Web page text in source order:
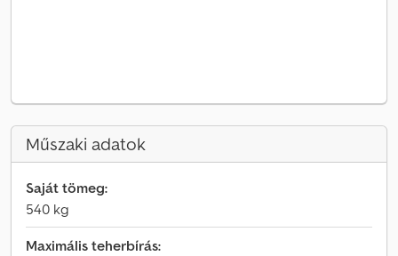
Műszaki adatok
Saját tömeg:
540 kg
Maximális teherbírás: